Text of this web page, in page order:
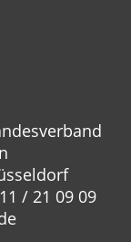
/ 21 09 09